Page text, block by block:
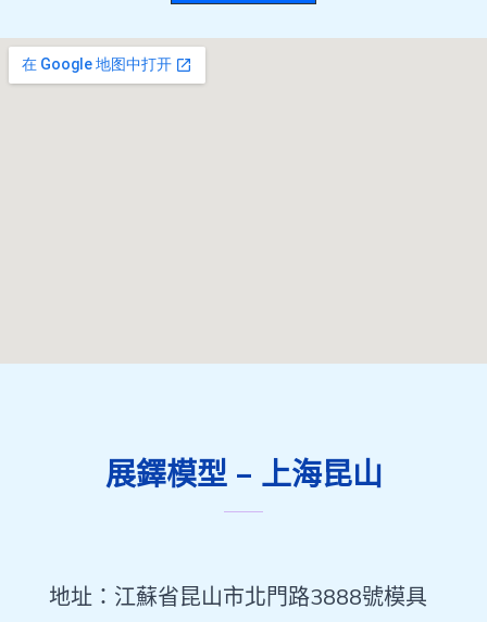
展鐸模型 – 上海昆山
地址：江蘇省昆山市北門路3888號模具